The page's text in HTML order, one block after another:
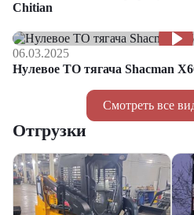
Смотреть все
Chitian
06.03.2025
Нулевое ТО тягача Shacman
Отгрузки